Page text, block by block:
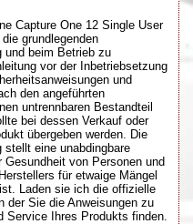
Capture One 12 Single User
grundlegenden
und beim Betrieb zu
vor der Inbetriebsetzung
und
den angeführten
untrennbaren Bestandteil
bei dessen Verkauf oder
übergeben werden. Die
stellt eine unabdingbare
von Personen und
für etwaige Mängel
Laden sie ich die offizielle
der Sie die Anweisungen zu
Service Ihres Produkts finden.